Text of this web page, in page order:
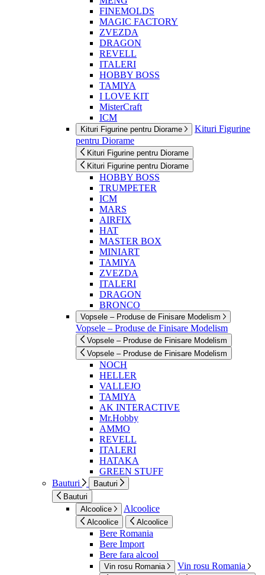
FINEMOLDS
MAGIC FACTORY
ZVEZDA
DRAGON
REVELL
ITALERI
HOBBY BOSS
TAMIYA
I LOVE KIT
MisterCraft
ICM
Kituri Figurine pentru Diorame
Kituri Figurine
pentru Diorame
Kituri Figurine pentru Diorame
Kituri Figurine pentru Diorame
HOBBY BOSS
TRUMPETER
ICM
MARS
AIRFIX
HAT
MASTER BOX
MINIART
TAMIYA
ZVEZDA
ITALERI
DRAGON
BRONCO
Vopsele – Produse de Finisare Modelism
Vopsele – Produse de Finisare Modelism
Vopsele – Produse de Finisare Modelism
Vopsele – Produse de Finisare Modelism
NOCH
HELLER
VALLEJO
TAMIYA
AK INTERACTIVE
Mr.Hobby
AMMO
REVELL
ITALERI
HATAKA
GREEN STUFF
Bauturi
Bauturi
Bauturi
Alcoolice
Alcoolice
Alcoolice Alcoolice
Bere Romania
Bere Import
Bere fara alcool
Vin rosu Romania Vin rosu Romania